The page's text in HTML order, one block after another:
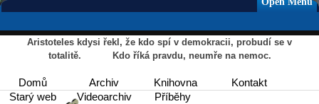
Aristoteles kdysi řekl, že kdo spí v demokracii, probudí se v
totalitě. Kdo říká pravdu, neumře na nemoc.
Domů Archiv Knihovna
Kontakt
Starý web
Videoarchiv Příběhy